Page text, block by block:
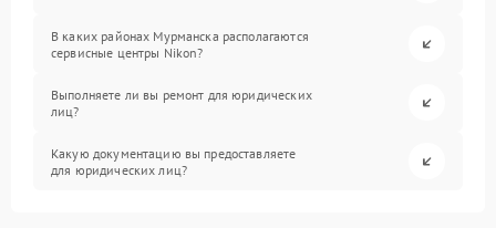
В каких районах Мурманска располагаются
сервисные центры Nikon?
Выполняете ли вы ремонт для юридических
лиц?
Какую документацию вы предоставляете
для юридических лиц?